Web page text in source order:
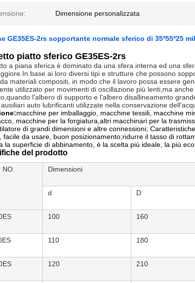
Dimensione personalizzata
GE35ES-2rs sopportante normale sferico di 35*55*25
piatto sferico GE35ES-2rs
a piana sferica è dominato da una sfera interna ed una
base ai loro diversi tipi e strutture che possono
materiali compositi, in modo che il lavoro possa essere
utilizzato per movimenti di oscillazione più lenti,ma
l'albero di supporto e l'albero disallineamento
auto lubrificanti utilizzate nella conservazione
macchine per imballaggio, macchine tessili, macchine
macchine per la forgiatura,altri macchinari per la
di grandi dimensioni e altre connessioni;
facile da usare, buon posizionamento;ridurre il tasso di
la superficie di abbinamento, è la scelta più ideale, la più
del prodotto
Dimensioni
d D
100 160
110 180
120 210